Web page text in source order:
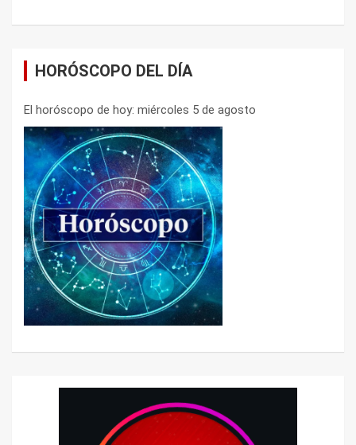
HORÓSCOPO DEL DÍA
El horóscopo de hoy: miércoles 5 de agosto